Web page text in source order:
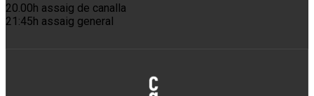
20.00h assaig de canalla
21:45h assaig general